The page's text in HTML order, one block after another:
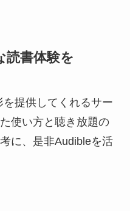
読書体験を
提供してくれるサー
使い方と聴き放題の
に、是非Audibleを活